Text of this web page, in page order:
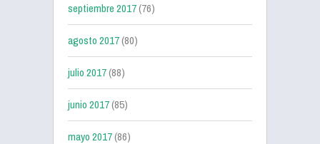
septiembre 2017(76)
agosto 2017(80)
julio 2017(88)
junio 2017(85)
mayo 2017(86)